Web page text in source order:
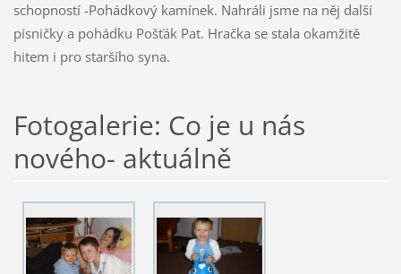
schopností -Pohádkový kamínek. Nahráli jsme na něj další
písničky a pohádku Pošťák Pat. Hračka se stala okamžitě
hitem i pro staršího syna.
Fotogalerie: Co je u nás
nového- aktuálně